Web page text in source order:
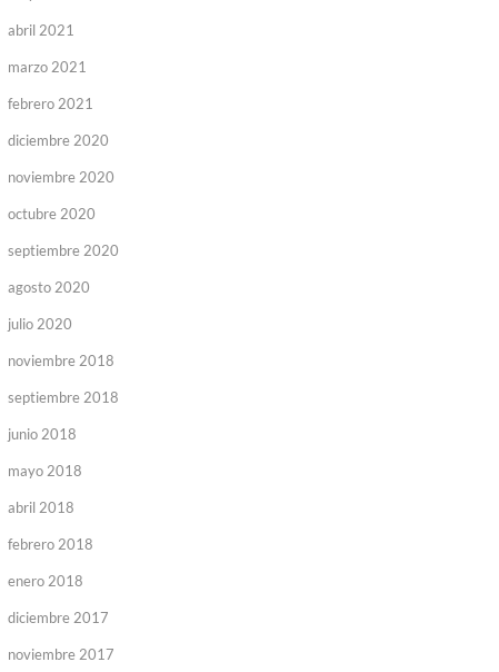
abril 2021
marzo 2021
febrero 2021
diciembre 2020
noviembre 2020
octubre 2020
septiembre 2020
agosto 2020
julio 2020
noviembre 2018
septiembre 2018
junio 2018
mayo 2018
abril 2018
febrero 2018
enero 2018
diciembre 2017
noviembre 2017